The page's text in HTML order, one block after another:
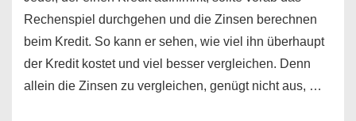
Rechenspiel durchgehen und die Zinsen berechnen
beim Kredit. So kann er sehen, wie viel ihn überhaupt
der Kredit kostet und viel besser vergleichen. Denn
allein die Zinsen zu vergleichen, genügt nicht aus, …